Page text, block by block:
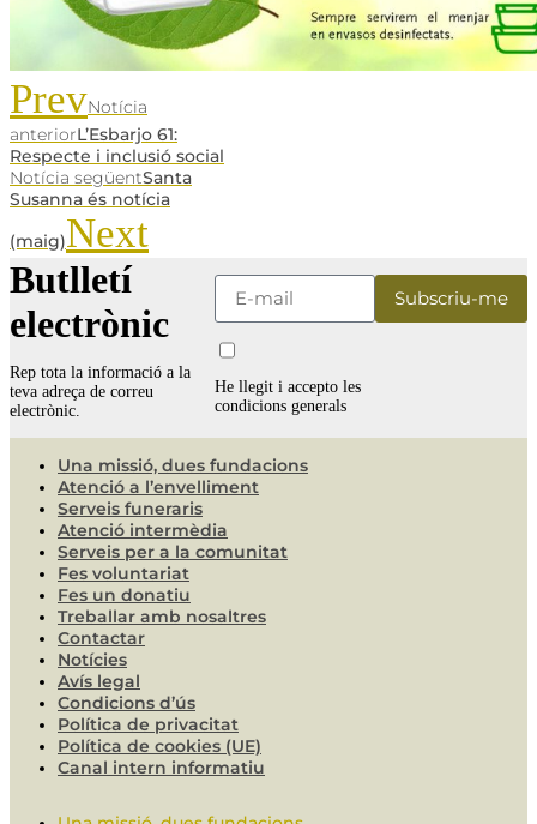
PrevNotícia
anteriorL’Esbarjo 61:
Respecte i inclusió social
Notícia següentSanta
Susanna és notícia
(maig)Next
Butlletí
electrònic
Rep tota la informació a la
teva adreça de correu
electrònic.
He llegit i accepto les
condicions generals
Una missió, dues fundacions
Atenció a l’envelliment
Serveis funeraris
Atenció intermèdia
Serveis per a la comunitat
Fes voluntariat
Fes un donatiu
Treballar amb nosaltres
Contactar
Notícies
Avís legal
Condicions d’ús
Política de privacitat
Política de cookies (UE)
Canal intern informatiu